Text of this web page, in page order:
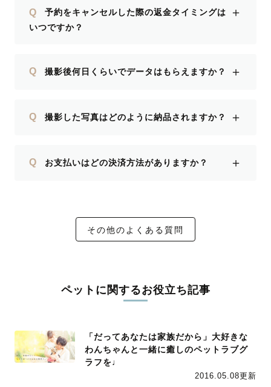
Q
予約をキャンセルした際の返金タイミングは
いつですか？
＋
Q 撮影後何日くらいでデータはもらえますか？ ＋
Q 撮影した写真はどのように納品されますか？ ＋
Q お支払いはどの決済方法がありますか？ ＋
その他のよくある質問
ペットに関するお役立ち記事
「だってあなたは家族だから」大好きな
わんちゃんと一緒に癒しのペットラブグ
ラフを♩
2016.05.08更新